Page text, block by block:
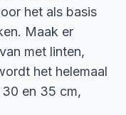
het als basis
Maak er
met linten,
het helemaal
30 en 35 cm,